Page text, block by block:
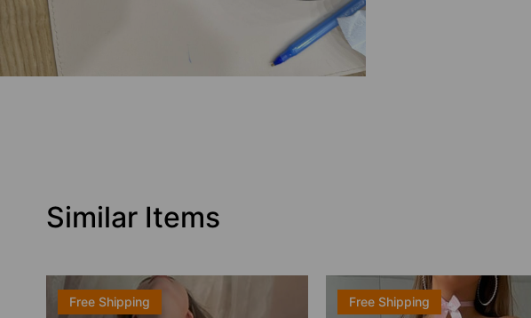
Similar Items
Free Shipping Free Shipping